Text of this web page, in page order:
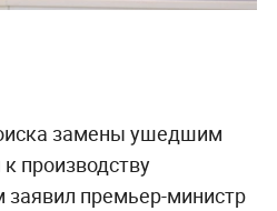
замены ушедшим
производству
заявил премьер-министр